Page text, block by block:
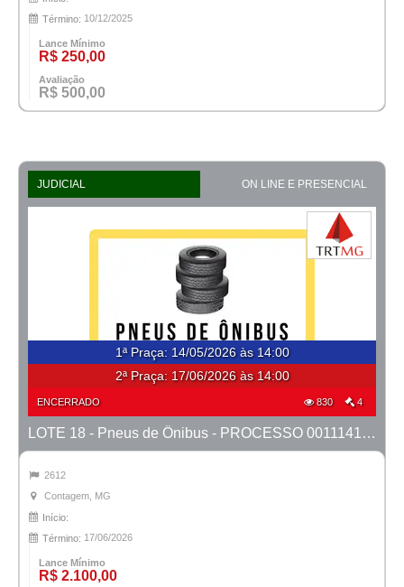
Término: 10/12/2025
Lance Mínimo
R$ 250,00
Avaliação
R$ 500,00
JUDICIAL ON LINE E PRESENCIAL
1ª Praça: 14/05/2026 às 14:00
2ª Praça: 17/06/2026 às 14:00
ENCERRADO 830 4
LOTE 18 - Pneus de Ônibus - PROCESSO 0011141-56.2019-1ª CONTAGEM
2612
Contagem, MG
Início:
Término: 17/06/2026
Lance Mínimo
R$ 2.100,00